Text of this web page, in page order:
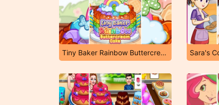
Tiny Baker Rainbow Buttercream Cake